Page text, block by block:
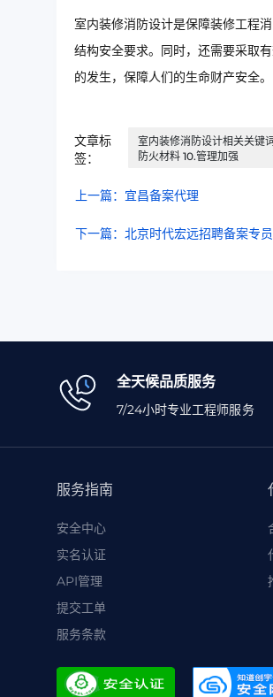
室内装修消防设计是保障装修工程
结构安全要求。同时，还需要采取
的发生，保障人们的生命财产安全。
文章标
签：
室内装修消防设计相关关键
防火材料 10.管理加强
上一篇：宜昌备案代理
下一篇：北京时代宏远招聘备案专员
全天候品质服务
7/24小时专业工程师服务
服务指南
安全中心
实名认证
API管理
提交工单
服务条款